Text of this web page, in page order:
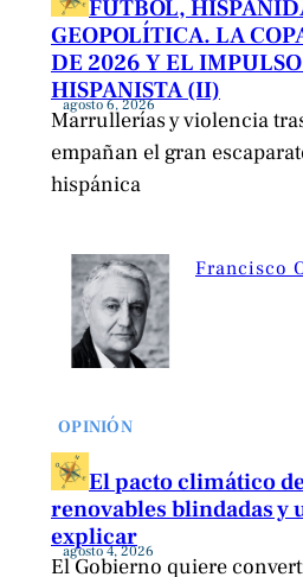
FÚTBOL,
GEOPOLÍTICA. LA
DE 2026 Y EL
HISPANISTA (II)
agosto 6, 2026
Marrullerías y violencia
empañan el gran
hispánica
Francisco
OPINIÓN
El pacto climático
renovables blindadas y
explicar
agosto 4, 2026
El Gobierno quiere